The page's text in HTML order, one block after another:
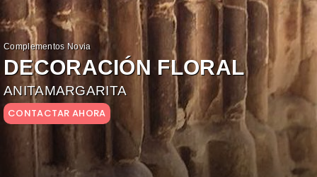
Complementos Novia
DECORACIÓN FLORAL
ANITAMARGARITA
Compartir Ver reseñas